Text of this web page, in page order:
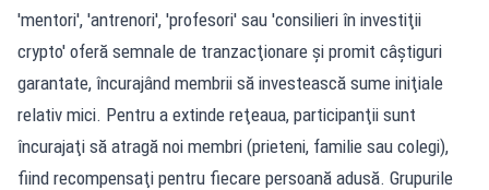
'mentori', 'antrenori', 'profesori' sau 'consilieri în investiţii
crypto' oferă semnale de tranzacţionare şi promit câştiguri
garantate, încurajând membrii să investească sume iniţiale
relativ mici. Pentru a extinde reţeaua, participanţii sunt
încurajaţi să atragă noi membri (prieteni, familie sau colegi),
fiind recompensaţi pentru fiecare persoană adusă. Grupurile